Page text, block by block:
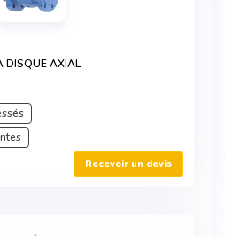
DISQUE AXIAL
Recevoir un devis